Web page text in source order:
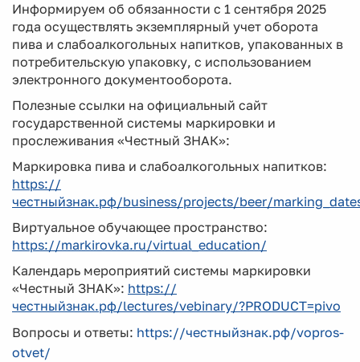
Информируем об обязанности с 1 сентября 2025
года осуществлять экземплярный учет оборота
пива и слабоалкогольных напитков, упакованных в
потребительскую упаковку, с использованием
электронного документооборота.
Полезные ссылки на официальный сайт
государственной системы маркировки и
прослеживания «Честный ЗНАК»:
Маркировка пива и слабоалкогольных напитков:
https://
честныйзнак.рф/business/projects/beer/
Виртуальное обучающее пространство:
https://markirovka.ru/virtual_education/
Календарь мероприятий системы маркировки
«Честный ЗНАК»: https://
честныйзнак.рф/lectures/vebinary/?PRODUCT=pivo
Вопросы и ответы: https://честныйзнак.рф/vopros-
otvet/